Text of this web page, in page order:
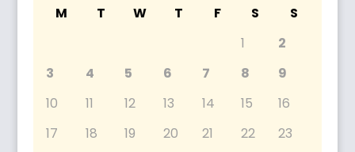
M T W T F S
S
1
2
3
4 5 6 7 8
9
10
11 12 13 14 15
16
17
18 19 20 21 22
23